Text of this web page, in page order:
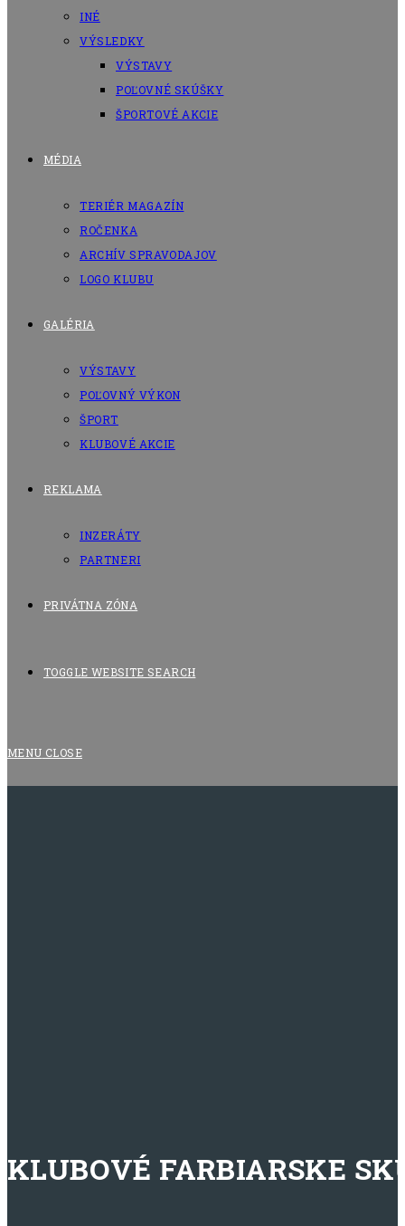
INÉ
VÝSLEDKY
VÝSTAVY
POĽOVNÉ SKÚŠKY
ŠPORTOVÉ AKCIE
MÉDIA
TERIÉR MAGAZÍN
ROČENKA
ARCHÍV SPRAVODAJOV
LOGO KLUBU
GALÉRIA
VÝSTAVY
POĽOVNÝ VÝKON
ŠPORT
KLUBOVÉ AKCIE
REKLAMA
INZERÁTY
PARTNERI
PRIVÁTNA ZÓNA
TOGGLE WEBSITE SEARCH
MENU CLOSE
KLUBOVÉ FARBIARSKE